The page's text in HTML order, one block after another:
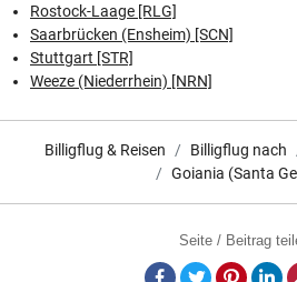
Rostock-Laage [RLG]
Saarbrücken (Ensheim) [SCN]
Stuttgart [STR]
Weeze (Niederrhein) [NRN]
Billigflug & Reisen Billigflug nach
Goiania (Santa
Seite / Beitrag
Facebook
TwitterPinterest